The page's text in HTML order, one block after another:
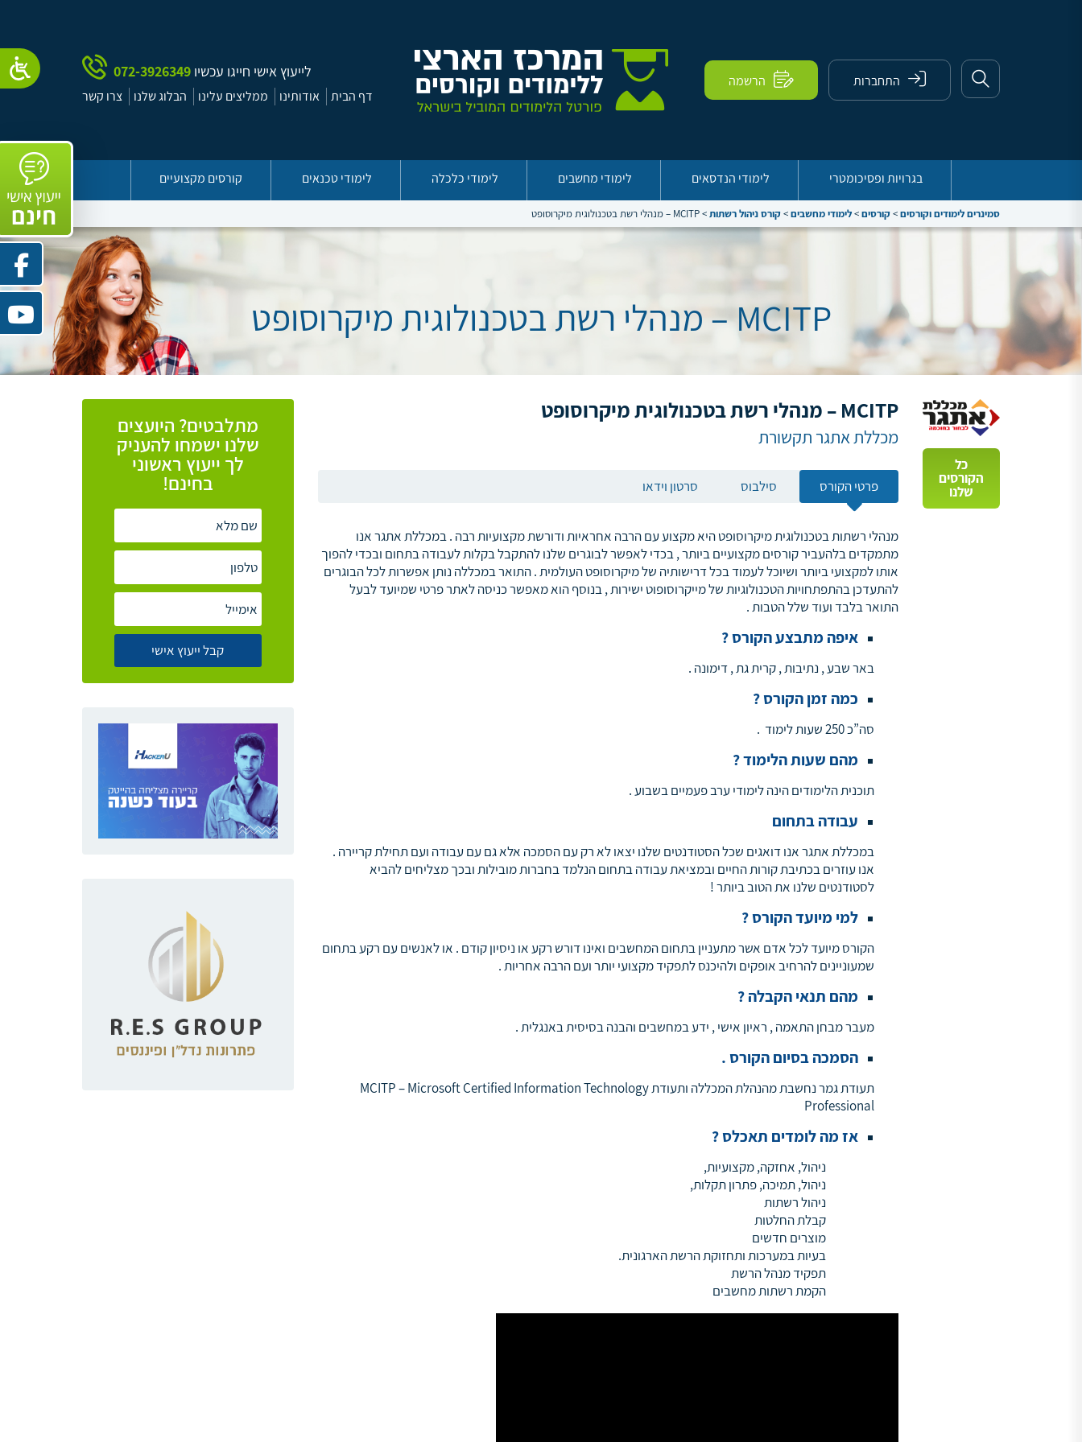
התחברות הרשמה
לייעוץ אישי חייגו עכשיו 072-3926349
דף הבית אודותינו ממליצים עלינו הבלוג שלנו צרו קשר
בגרויות ופסיכומטרי לימודי הנדסאים לימודי מחשבים לימודי כלכלה לימודי טכנאים קורסים מקצועיים
סמינרים לימודים וקורסים>קורסים>לימודי מחשבים>קורס ניהול רשתות>MCITP – מנהלי רשת בטכנולוגית מיקרוסופט
MCITP – מנהלי רשת בטכנולוגית מיקרוסופט
כל
הקורסים
שלנו
MCITP – מנהלי רשת בטכנולוגית מיקרוסופט
מכללת אתגר תקשורת
פרטי הקורס סילבוס סרטון וידאו
מנהלי רשתות בטכנולוגית מיקרוסופט היא מקצוע עם הרבה אחראיות ודורשת מקצועיות רבה . במכללת אתגר אנו
מתמקדים בלהעביר קורסים מקצועיים ביותר , בכדי לאפשר לבוגרים שלנו להתקבל בקלות לעבודה בתחום ובכדי להפוך
אותו למקצועי ביותר ושיוכל לעמוד בכל דרישותיה של מיקרוסופט העולמית . התואר במכללה נותן אפשרות לכל הבוגרים
להתעדכן בהתפתחויות הטכנולוגיות של מייקרוסופוט ישירות , בנוסף הוא מאפשר כניסה לאתר פרטי שמיועד לבעל
התואר בלבד ועוד שלל הטבות .
איפה מתבצע הקורס ?
באר שבע , נתיבות , קרית גת , דימונה .
כמה זמן הקורס ?
סה”כ 250 שעות לימוד .
מהם שעות הלימוד ?
תוכנית הלימודים הינה לימודי ערב פעמיים בשבוע .
עבודה בתחום
במכללת אתגר אנו דואגים שכל הסטודנטים שלנו יצאו לא רק עם הסמכה אלא גם עם עבודה ועם תחילת קריירה .
אנו עוזרים בכתיבת קורות החיים ובמציאת עבודה בתחום הנלמד בחברות מובילות ובכך מצליחים להביא
לסטודנטים שלנו את הטוב ביותר !
למי מיועד הקורס ?
הקורס מיועד לכל אדם אשר מתעניין בתחום המחשבים ואינו דורש רקע או ניסיון קודם . או לאנשים עם רקע בתחום
שמעוניינים להרחיב אופקים ולהיכנס לתפקיד מקצועי יותר ועם הרבה אחריות .
מהם תנאי הקבלה ?
מעבר מבחן התאמה , ראיון אישי , ידע במחשבים והבנה בסיסית באנגלית .
הסמכה בסיום הקורס .
תעודת גמר נחשבת מהנהלת המכללה ותעודת MCITP – Microsoft Certified Information Technology
Professional
אז מה לומדים תאכלס ?
ניהול, אחזקה, מקצועיות,
ניהול, תמיכה, פתרון תקלות,
ניהול רשתות
קבלת החלטות
מוצרים חדשים
בעיות במערכות ותחזוקת הרשת הארגונית.
תפקיד מנהל הרשת
הקמת רשתות מחשבים
מתלבטים? היועצים
שלנו ישמחו להעניק
לך ייעוץ ראשוני
בחינם!